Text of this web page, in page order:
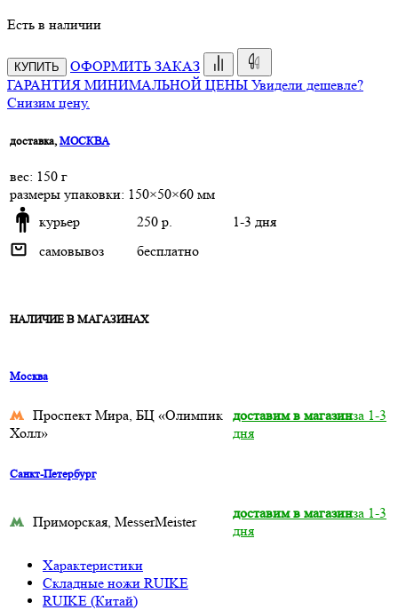
Есть в наличии
КУПИТЬ
ОФОРМИТЬ ЗАКАЗ
ГАРАНТИЯ МИНИМАЛЬНОЙ ЦЕНЫ Увидели дешевле?
Снизим цену.
доставка, МОСКВА
веc: 150 г
размеры упаковки: 150×50×60 мм
курьер
250 р.
1-3 дня
самовывоз
бесплатно
НАЛИЧИЕ В МАГАЗИНАХ
Москва
Проспект Мира, БЦ «Олимпик
Холл»
доставим в магазинза 1-3
дня
Санкт-Петербург
Приморская, MesserMeister
доставим в магазинза 1-3
дня
Характеристики
Складные ножи RUIKE
RUIKE (Китай)